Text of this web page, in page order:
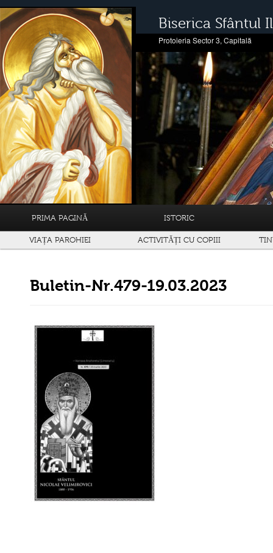
Biserica Sfântul
Protoieria Sector 3, Capitală
PRIMA PAGINĂ ISTORIC
VIAȚA PAROHIEI ACTIVITĂȚI CU COPIII
Buletin-Nr.479-19.03.2023